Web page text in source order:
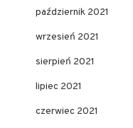
październik 2021
wrzesień 2021
sierpień 2021
lipiec 2021
czerwiec 2021